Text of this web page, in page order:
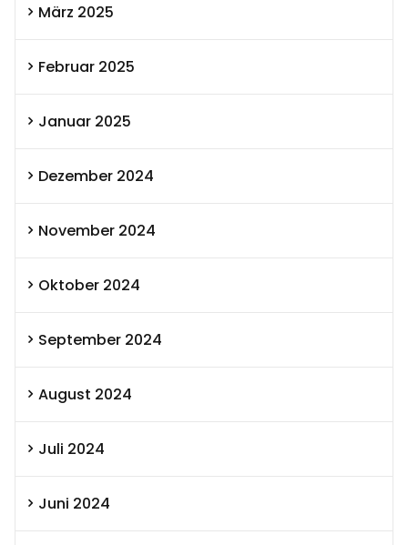
März 2025
Februar 2025
Januar 2025
Dezember 2024
November 2024
Oktober 2024
September 2024
August 2024
Juli 2024
Juni 2024